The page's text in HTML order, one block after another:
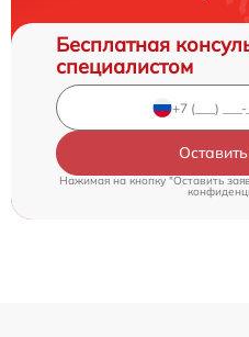
Бесплатная
специалистом
Нажимая на кнопку "Оставить